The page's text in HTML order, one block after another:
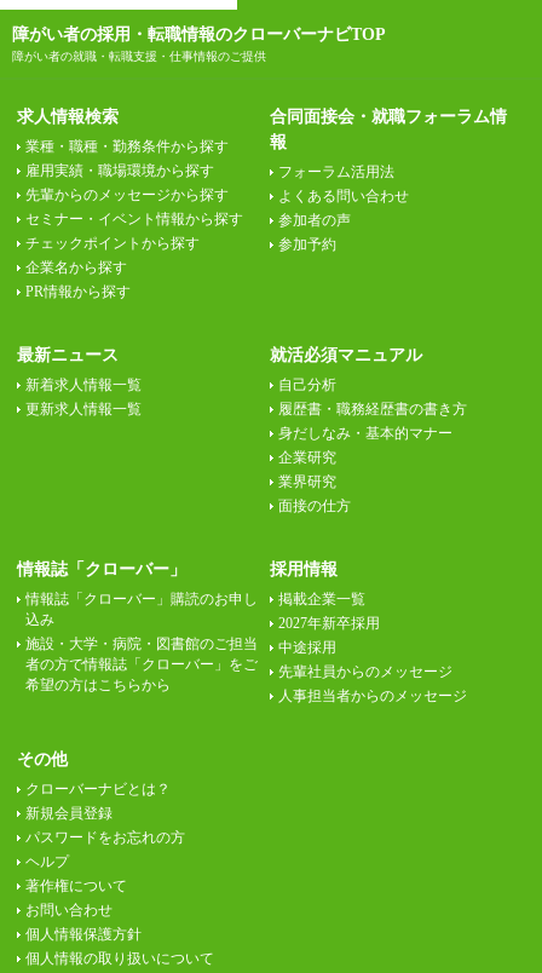
障がい者の採用・転職情報のクローバーナビTOP
障がい者の就職・転職支援・仕事情報のご提供
求人情報検索
業種・職種・勤務条件から探す
雇用実績・職場環境から探す
先輩からのメッセージから探す
セミナー・イベント情報から探す
チェックポイントから探す
企業名から探す
PR情報から探す
合同面接会・就職フォーラム情
報
フォーラム活用法
よくある問い合わせ
参加者の声
参加予約
最新ニュース
新着求人情報一覧
更新求人情報一覧
就活必須マニュアル
自己分析
履歴書・職務経歴書の書き方
身だしなみ・基本的マナー
企業研究
業界研究
面接の仕方
情報誌「クローバー」
情報誌「クローバー」購読のお申し
込み
施設・大学・病院・図書館のご担当
者の方で情報誌「クローバー」をご
希望の方はこちらから
採用情報
掲載企業一覧
2027年新卒採用
中途採用
先輩社員からのメッセージ
人事担当者からのメッセージ
その他
クローバーナビとは？
新規会員登録
パスワードをお忘れの方
ヘルプ
著作権について
お問い合わせ
個人情報保護方針
個人情報の取り扱いについて